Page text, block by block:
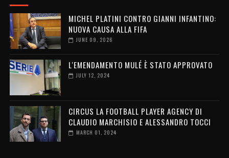
MICHEL PLATINI CONTRO GIANNI INFANTINO:
NUOVA CAUSA ALLA FIFA
JUNE 09, 2026
L'EMENDAMENTO MULÉ È STATO APPROVATO
JULY 12, 2024
CIRCUS LA FOOTBALL PLAYER AGENCY DI
CLAUDIO MARCHISIO E ALESSANDRO TOCCI
MARCH 01, 2024